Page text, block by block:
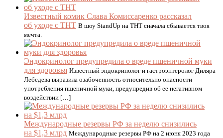
Известный комик Слава Комиссаренко рассказал
об уходе с ТНТ В шоу StandUp на ТНТ сначала сбывается твоя
мечта.
Эндокринолог предупредила о вреде пшеничной муки
для здоровья Известный эндокринолог и гастроэнтеролог Диляра
Лебедева выразила озабоченность относительно опасности
употребления пшеничной муки, предупредив об ее негативном
воздействии […]
Международные резервы РФ за неделю снизились
на $1,3 млрд Международные резервы РФ на 2 июня 2023 года